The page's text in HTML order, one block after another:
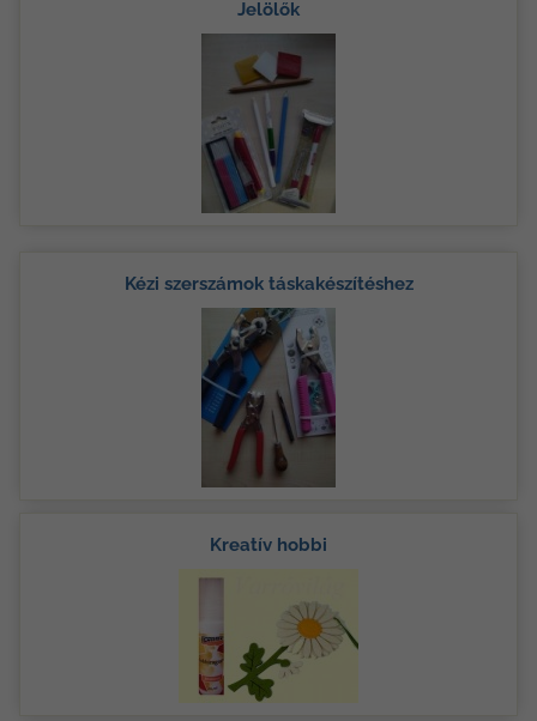
Jelölők
Kézi szerszámok táskakészítéshez
Kreatív hobbi